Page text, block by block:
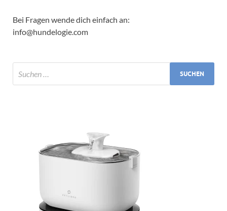
Bei Fragen wende dich einfach an:
info@hundelogie.com